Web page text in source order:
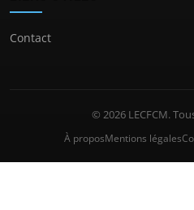
Contact
© 2026 LECFCM.
À proposMentions légales